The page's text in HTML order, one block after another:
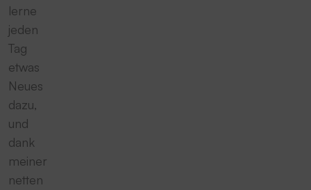
lerne
jeden
Tag
etwas
Neues
dazu,
und
dank
meiner
netten